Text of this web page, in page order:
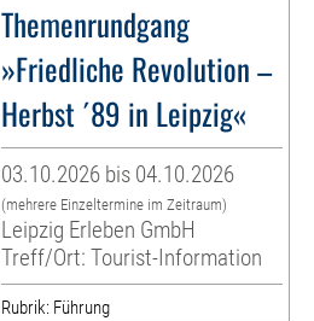
Themenrundgang
»Friedliche Revolution –
Herbst ´89 in Leipzig«
03.10.2026 bis 04.10.2026
(mehrere Einzeltermine im Zeitraum)
Leipzig Erleben GmbH
Treff/Ort: Tourist-Information
Rubrik: Führung